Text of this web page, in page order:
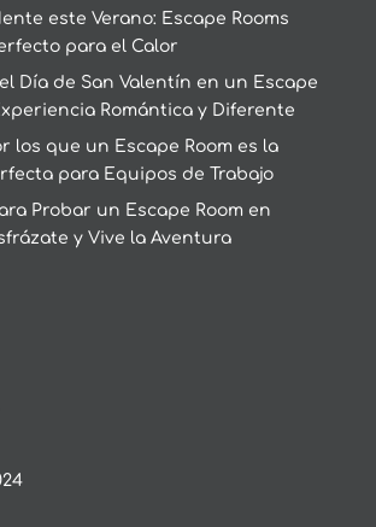
este Verano: Escape Rooms
para el Calor
Día de San Valentín en un Escape
Romántica y Diferente
los que un Escape Room es la
para Equipos de Trabajo
Probar un Escape Room en
y Vive la Aventura